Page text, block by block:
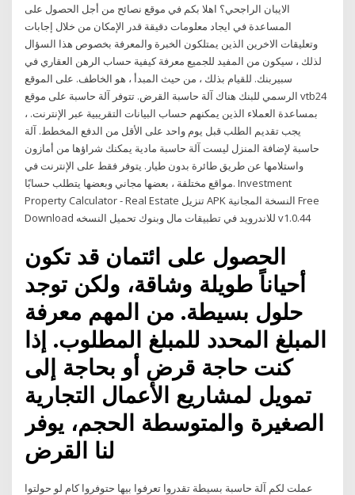
الايبان الراجحي؟ اهلا بكم في موقع نصائح من أجل الحصول على
المساعدة في ايجاد معلومات دقيقة قدر الإمكان من خلال إجابات
وتعليقات الاخرين الذين يمتلكون الخبرة والمعرفة بخصوص هذا السؤال
لذلك ، سيكون من المفيد للجميع معرفة كيفية حساب الرهن العقاري في
سبيربنك. للقيام بذلك ، من حيث المبدأ ، هو الخاطف. على الموقع
الرسمي للبنك هناك آلة حاسبة القرض. تتوفر آلة حاسبة على موقع vtb24
، بمساعدة العملاء الذين يمكنهم حساب البيانات التقريبية عبر الإنترنت.
يجب تقديم الطلب قبل يوم واحد على الأقل من الدفع المخطط. آلة
حاسبة لإضافة المنزل ليست آلة حاسبة مادية يمكنك شراؤها من أمازون
واستلامها عن طريق طائرة بدون طيار. يتوفر فقط على الإنترنت في
مواقع مختلفة ، بعضها مجاني وبعضها يتطلب حسابًا. Investment
Property Calculator - Real Estate تنزيل APK النسخة المجانية Free
Download للاندرويد في تطبيقات مال وبنوك تحميل النسخه v1.0.44
الحصول على ائتمان قد تكون
أحياناً طويلة وشاقة، ولكن توجد
حلول بسيطة. من المهم معرفة
المبلغ المحدد للمبلغ المطلوب. إذا
كنت حاجة قرض أو بحاجة إلى
تمويل لمشاريع الأعمال التجارية
الصغيرة والمتوسطة الحجم، يوفر
لنا القرض
عملت لكم آلة حاسبة بسيطة تقدروا تعرفوا بيها حتوفروا كام لو حولتوا